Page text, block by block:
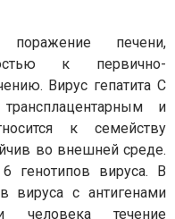
печени,
к первично-
Вирус гепатита С
и
к семейству
во внешней среде.
генотипов вируса. В
вируса с антигенами
человека течение